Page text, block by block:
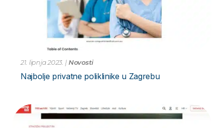
21. lipnja 2023. | Novosti
Najbolje privatne poliklinike u Zagrebu